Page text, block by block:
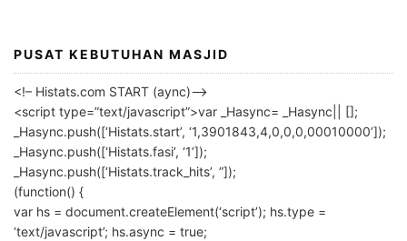
PUSAT KEBUTUHAN MASJID
<!– Histats.com START (aync)–>
<script type=”text/javascript”>var _Hasync= _Hasync|| [];
_Hasync.push([‘Histats.start’, ‘1,3901843,4,0,0,0,00010000’]);
_Hasync.push([‘Histats.fasi’, ‘1’]);
_Hasync.push([‘Histats.track_hits’, ”]);
(function() {
var hs = document.createElement(‘script’); hs.type =
‘text/javascript’; hs.async = true;